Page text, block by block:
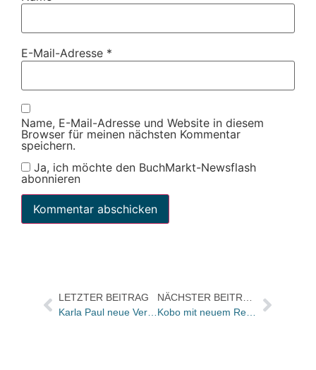
E-Mail-Adresse *
Name, E-Mail-Adresse und Website in diesem
Browser für meinen nächsten Kommentar
speichern.
Ja, ich möchte den BuchMarkt-Newsflash
abonnieren
LETZTER BEITRAG
Karla Paul neue Verlagsleiterin eBooks bei Edel Germany
NÄCHSTER BEITRAG
Kobo mit neuem Reader zum Niedrigpreis